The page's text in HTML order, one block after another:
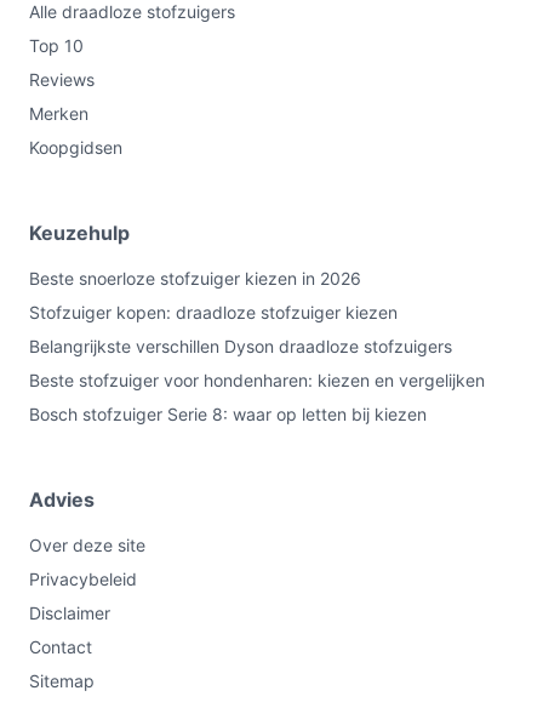
Alle draadloze stofzuigers
Top 10
Reviews
Merken
Koopgidsen
Keuzehulp
Beste snoerloze stofzuiger kiezen in 2026
Stofzuiger kopen: draadloze stofzuiger kiezen
Belangrijkste verschillen Dyson draadloze stofzuigers
Beste stofzuiger voor hondenharen: kiezen en vergelijken
Bosch stofzuiger Serie 8: waar op letten bij kiezen
Advies
Over deze site
Privacybeleid
Disclaimer
Contact
Sitemap